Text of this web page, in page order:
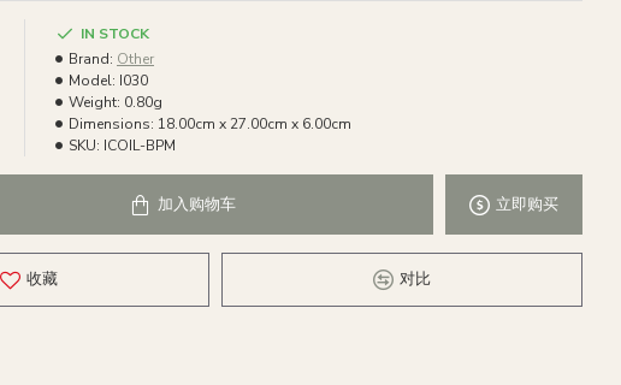
IN STOCK
Brand: Other
Model: I030
Weight: 0.80g
Dimensions: 18.00cm x 27.00cm x 6.00cm
SKU: ICOIL-BPM
加入购物车 立即购买
收藏 对比